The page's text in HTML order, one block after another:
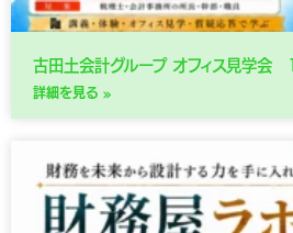
古田土会計グループ オフィス見学会
詳細を見る »